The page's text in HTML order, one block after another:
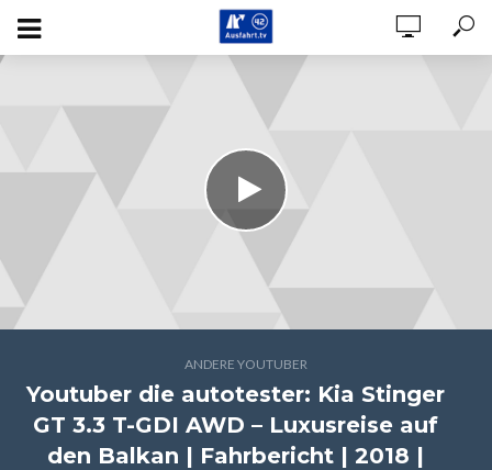
ANDERE YOUTUBER
Youtuber die autotester: Kia Stinger
GT 3.3 T-GDI AWD – Luxusreise auf
den Balkan | Fahrbericht | 2018 |